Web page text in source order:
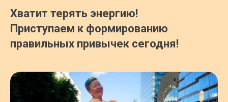
Хватит терять энергию!
Приступаем к формированию
правильных привычек сегодня!